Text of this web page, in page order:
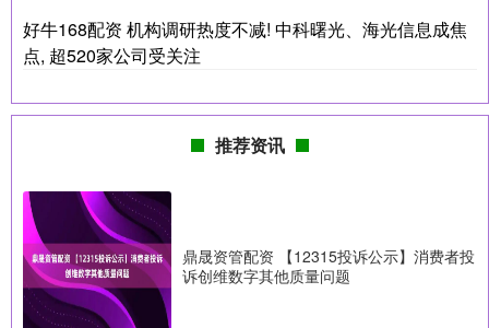
好牛168配资 机构调研热度不减! 中科曙光、海光信息成焦
点, 超520家公司受关注
推荐资讯
鼎晟资管配资 【12315投诉公示】消费者投
诉创维数字其他质量问题